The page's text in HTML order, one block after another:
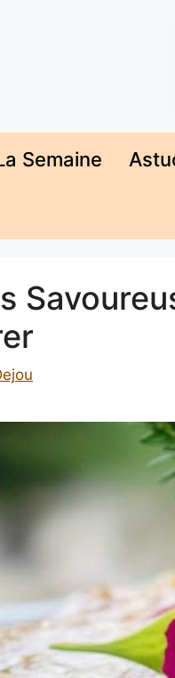
Semaine